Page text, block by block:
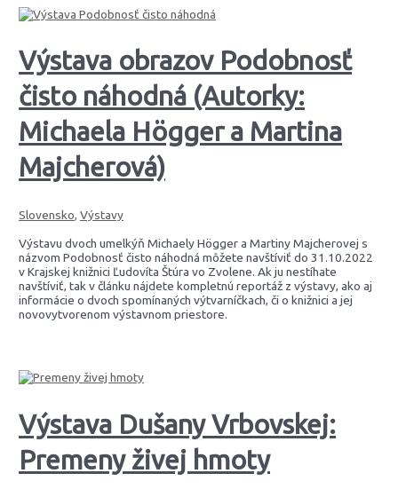
Výstava obrazov Podobnosť
čisto náhodná (Autorky:
Michaela Högger a Martina
Majcherová)
Slovensko,Výstavy
Výstavu dvoch umelkýň Michaely Högger a Martiny Majcherovej s
názvom Podobnosť čisto náhodná môžete navštíviť do 31.10.2022
v Krajskej knižnici Ľudovíta Štúra vo Zvolene. Ak ju nestíhate
navštíviť, tak v článku nájdete kompletnú reportáž z výstavy, ako aj
informácie o dvoch spomínaných výtvarníčkach, či o knižnici a jej
novovytvorenom výstavnom priestore.
Výstava Dušany Vrbovskej:
Premeny živej hmoty